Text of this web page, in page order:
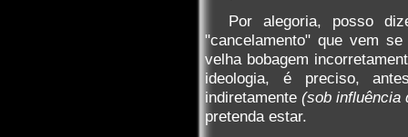
Por alegoria, posso
"cancelamento" que vem
velha bobagem
ideologia, é preciso,
indiretamente (sob influência
pretenda estar.